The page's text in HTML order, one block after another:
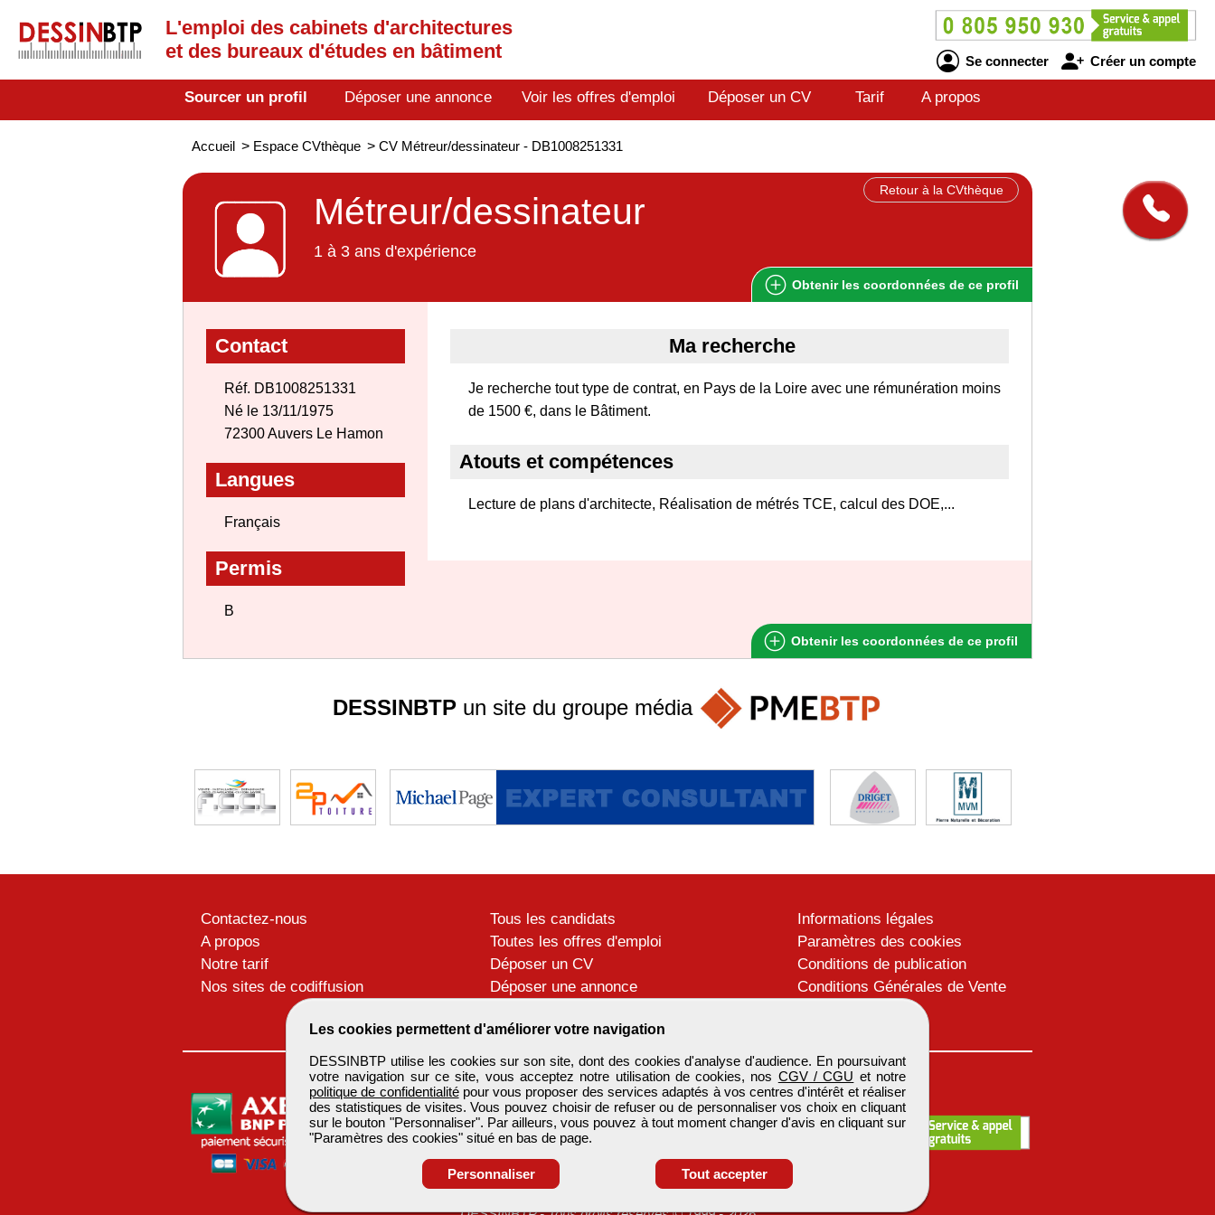
L'emploi des cabinets d'architectures
et des bureaux d'études en bâtiment
Se connecter Créer un compte
Sourcer un profil Déposer une annonce Voir les offres d'emploi Déposer un CV Tarif A propos
Accueil > Espace CVthèque > CV Métreur/dessinateur - DB1008251331
Retour à la CVthèque
Métreur/dessinateur
1 à 3 ans d'expérience
Obtenir les coordonnées de ce profil
Contact
Réf. DB1008251331
Né le 13/11/1975
72300 Auvers Le Hamon
Langues
Français
Permis
B
Ma recherche
Je recherche tout type de contrat, en Pays de la Loire avec une rémunération moins
de 1500 €, dans le Bâtiment.
Atouts et compétences
Lecture de plans d'architecte, Réalisation de métrés TCE, calcul des DOE,...
Obtenir les coordonnées de ce profil
Les cookies permettent d'améliorer votre navigation
DESSINBTP utilise les cookies sur son site, dont des cookies d'analyse d'audience. En poursuivant
votre navigation sur ce site, vous acceptez notre utilisation de cookies, nos CGV / CGU et notre
politique de confidentialitépour vous proposer des services adaptés à vos centres d'intérêt et réaliser
des statistiques de visites. Vous pouvez choisir de refuser ou de personnaliser vos choix en cliquant
sur le bouton "Personnaliser". Par ailleurs, vous pouvez à tout moment changer d'avis en cliquant sur
"Paramètres des cookies" situé en bas de page.
Personnaliser Tout accepter
DESSINBTP un site du groupe média
Contactez-nous
A propos
Notre tarif
Nos sites de codiffusion
Tous les candidats
Toutes les offres d'emploi
Déposer un CV
Déposer une annonce
Informations légales
Paramètres des cookies
Conditions de publication
Conditions Générales de Vente